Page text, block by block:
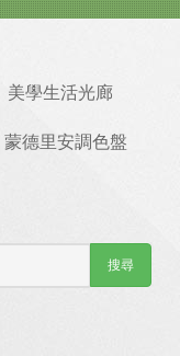
美學生活光廊
蒙德里安調色盤
搜尋